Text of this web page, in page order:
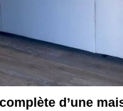
d’une